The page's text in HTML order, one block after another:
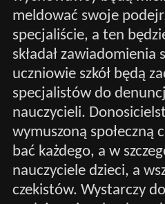
meldować swoje
specjaliście, a ten
składał zawiadomienia
uczniowie szkół będą
specjalistów do
nauczycieli.
wymuszoną społeczną
bać każdego, a w
nauczyciele dzieci, a
czekistów. Wystarczy